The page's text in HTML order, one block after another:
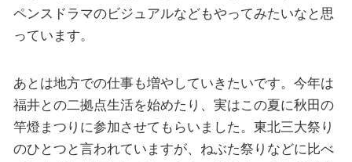
ペンスドラマのビジュアルなどもやってみたいなと思
っています。
あとは地方での仕事も増やしていきたいです。今年は
福井との二拠点生活を始めたり、実はこの夏に秋田の
竿燈まつりに参加させてもらいました。東北三大祭り
のひとつと言われていますが、ねぶた祭りなどに比べ